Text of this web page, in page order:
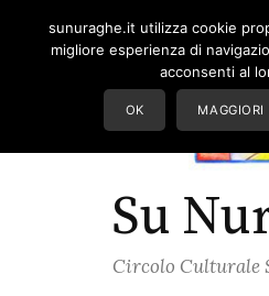
Su
Circolo Culturale
sunuraghe.it utilizza cookie
migliore esperienza di
acconsenti al
OK